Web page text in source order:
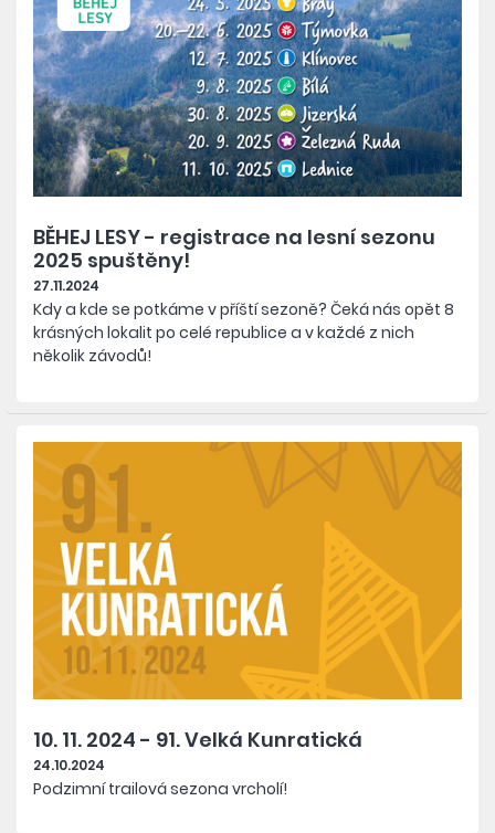
BĚHEJ LESY - registrace na lesní sezonu
2025 spuštěny!
27.11.2024
Kdy a kde se potkáme v příští sezoně? Čeká nás opět 8
krásných lokalit po celé republice a v každé z nich
několik závodů!
10. 11. 2024 - 91. Velká Kunratická
24.10.2024
Podzimní trailová sezona vrcholí!